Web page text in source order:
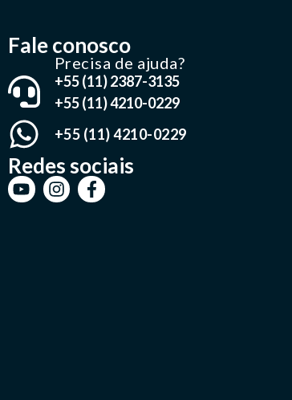
Fale conosco
Precisa de ajuda?
+55 (11) 2387-3135
+55 (11) 4210-0229
+55 (11) 4210-0229
Redes sociais